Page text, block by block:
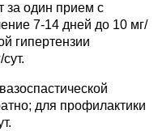
за один прием с
7-14 дней до 10 мг/
гипертензии
для профилактики